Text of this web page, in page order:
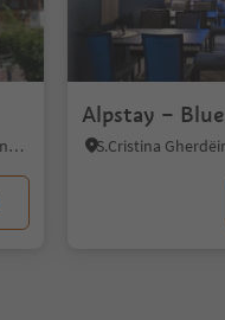
S.Cristina Gherdëina/S.Cristina Val Gardena, Santa Cristina Val Gardena, Regione dolomitica Val Gardena
Alpstay – Blue